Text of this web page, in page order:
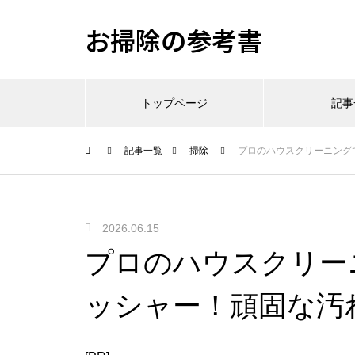
お掃除の参考書
トップページ 記
記事一覧 掃除 プロのハウスクリーニン
2026.06.15
プロのハウスクリ
ッシャー！頑固な汚